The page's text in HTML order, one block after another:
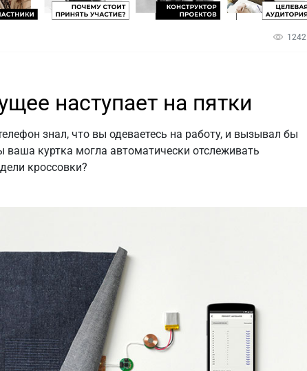
1242
наступает на пятки
знал, что вы одеваетесь на работу, и вызывал бы
ваша куртка могла автоматически отслеживать
кроссовки?